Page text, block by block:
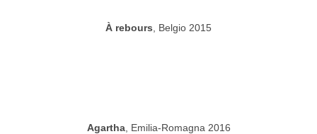
À rebours , Belgio 2015
Agartha, Emilia-Romagna 2016